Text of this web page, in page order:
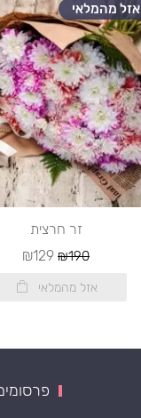
אזל מהמלאי
זר חרצית
₪190
₪129
אזל מהמלאי